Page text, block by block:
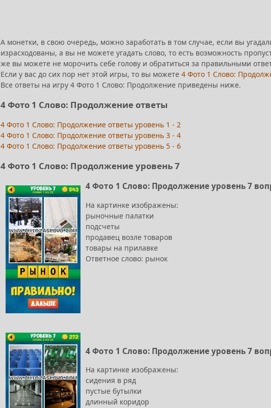
А монетки, в свою очередь, можно заработать в том случае, если вы
израсходованы, а вы не можете угадать слово, то есть возможность
же вы можете не морочить себе голову и обратиться за правильными
Если у вас до сих пор нет этой игры, то вы можете 4 Фото 1 Слово:
Все ответы на игру 4 Фото 1 Слово: Продолжение приведены ниже.
4 Фото 1 Слово: Продолжение ответы
4 Фото 1 Слово: Продолжение ответы уровень 1 - 2
4 Фото 1 Слово: Продолжение ответы уровень 3 - 4
4 Фото 1 Слово: Продолжение ответы уровень 5 - 6
4 Фото 1 Слово: Продолжение уровень 7
4 Фото 1 Слово: Продолжение уровень 7
На картинке изображены:
рыночные палатки
подсчеты
продавец возле товаров
товары на прилавке
Ответное слово: рынок
4 Фото 1 Слово: Продолжение уровень 7
На картинке изображены:
сидения в ряд
пустые бутылки
длинный коридор